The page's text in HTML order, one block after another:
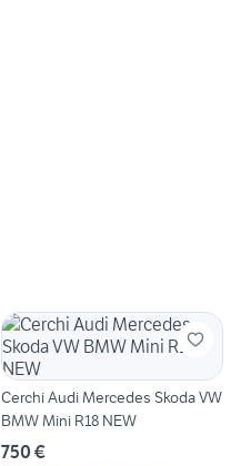
Cerchi Audi Mercedes Skoda VW
BMW Mini R18 NEW
750 €